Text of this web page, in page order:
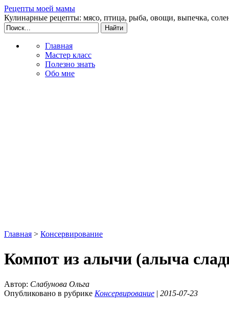
Рецепты моей мамы
Кулинарные рецепты: мясо, птица, рыба, овощи, выпечка,
Главная
Мастер класс
Полезно знать
Обо мне
Главная > Консервирование
Компот из алычи (алыча
Автор: Слабунова Ольга
Опубликовано в рубрике Консервирование | 2015-07-23